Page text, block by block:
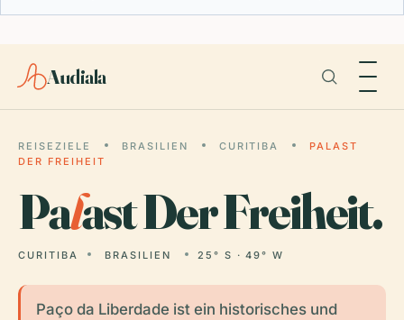
Audiala
REISEZIELE BRASILIEN CURITIBA
PALAST
DER FREIHEIT
Palast Der Freiheit.
CURITIBA BRASILIEN 25° S · 49° W
Paço da Liberdade ist ein historisches und